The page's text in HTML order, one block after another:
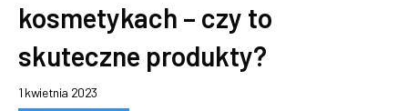
kosmetykach – czy to
skuteczne produkty?
1 kwietnia 2023